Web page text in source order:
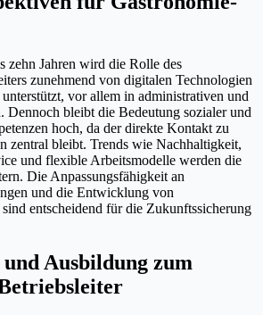
zehn Jahren wird die Rolle des
zunehmend von digitalen Technologien
vor allem in administrativen und
Dennoch bleibt die Bedeutung sozialer und
hoch, da der direkte Kontakt zu
zentral bleibt. Trends wie Nachhaltigkeit,
und flexible Arbeitsmodelle werden die
Die Anpassungsfähigkeit an
und die Entwicklung von
entscheidend für die Zukunftssicherung
Ausbildung zum